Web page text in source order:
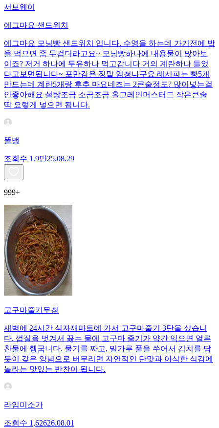
서브웨이
에그마요 샌드위치
에그마요 모닝빵 샌드위치 입니다. 수영을 하는데 가기전에 밥
을 먹으면 좀 무겁더라고요~ 모닝빵하나에 내용물이 많아보
이죠? 저거 하나에 두유하나 먹고갑니다 거의 계란하나 들었
다고보면됩니다~ 포만감은 정말 엄청나구요 레시피는 빵5개
만드는데 계란5개랑 후추 마요네즈는 2큰술정도? 많이넣는걸
안좋아해요 설탕조금 소금조금 홀그레인머스터드 작은큰술
딱 요렇게 넣으면 됩니다.
똘맹
조회수 1.9만25.08.29
999+
고구마줄기무침
새벽에 24시간 식자재마트에 가서 고구마줄기 3단을 샀습니
다. 껍질을 벗겨서 끓는 물에 고구마 줄기가 약간 익으면 얼른
찬물에 헹굽니다. 물기를 짜고, 밀가루 풀을 쑤어서 김치를 담
듯이 갖은 양념으로 버무리면 자연적인 단맛과 아삭한 식감에
놀라는 맛있는 반찬이 됩니다.
라임미소가
조회수 1,62626.08.01